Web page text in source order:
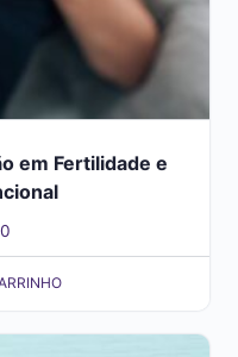
em Fertilidade e